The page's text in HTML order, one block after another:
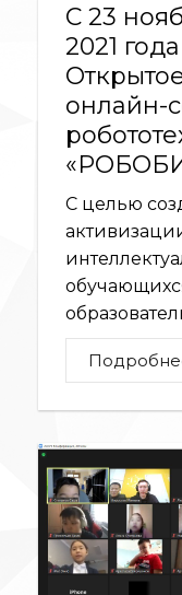
С 23
2021
онлайн-
С целью